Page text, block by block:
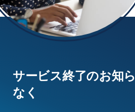
サービス終了のお知
なく